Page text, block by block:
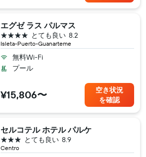
エグゼ ラス パルマス
Isleta-Puerto-Guanarteme
8.2
とても良い
4つ星
無料Wi-Fi
プール
¥15,806〜
空き状況
を確認
セルコテル ホテル パルケ
Centro
8.9
とても良い
3つ星